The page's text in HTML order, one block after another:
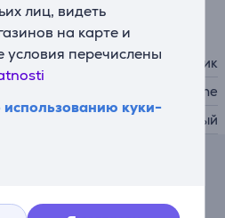
лиц, видеть
на карте и
условия перечислены
использованию куки-
автомобильный динамик
Alpine
черный